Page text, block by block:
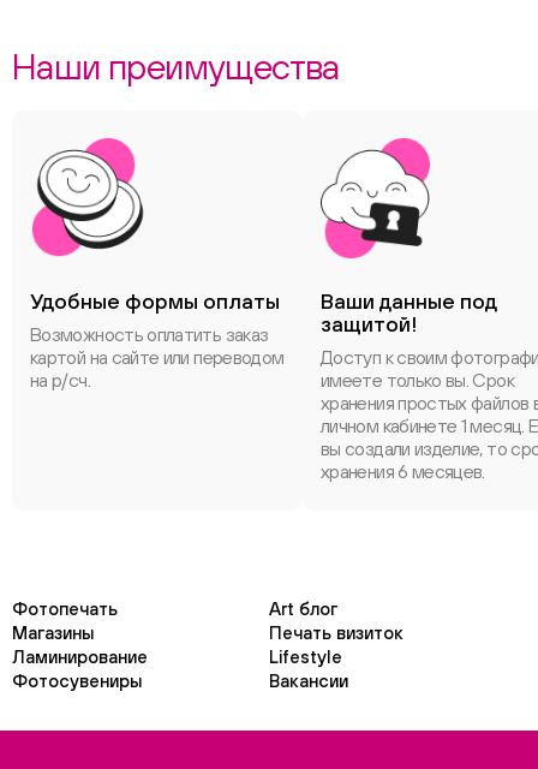
Наши преимущества
Удобные формы оплаты
Возможность оплатить заказ
картой на сайте или переводом
на р/сч.
Ваши данные под
защитой!
Доступ к своим
имеете только вы. Срок
хранения простых файлов
личном кабинете 1 месяц.
вы создали изделие, то
хранения 6 месяцев.
Фотопечать
Art блог
Магазины
Печать визиток
Ламинирование
Lifestyle
Фотосувениры
Вакансии